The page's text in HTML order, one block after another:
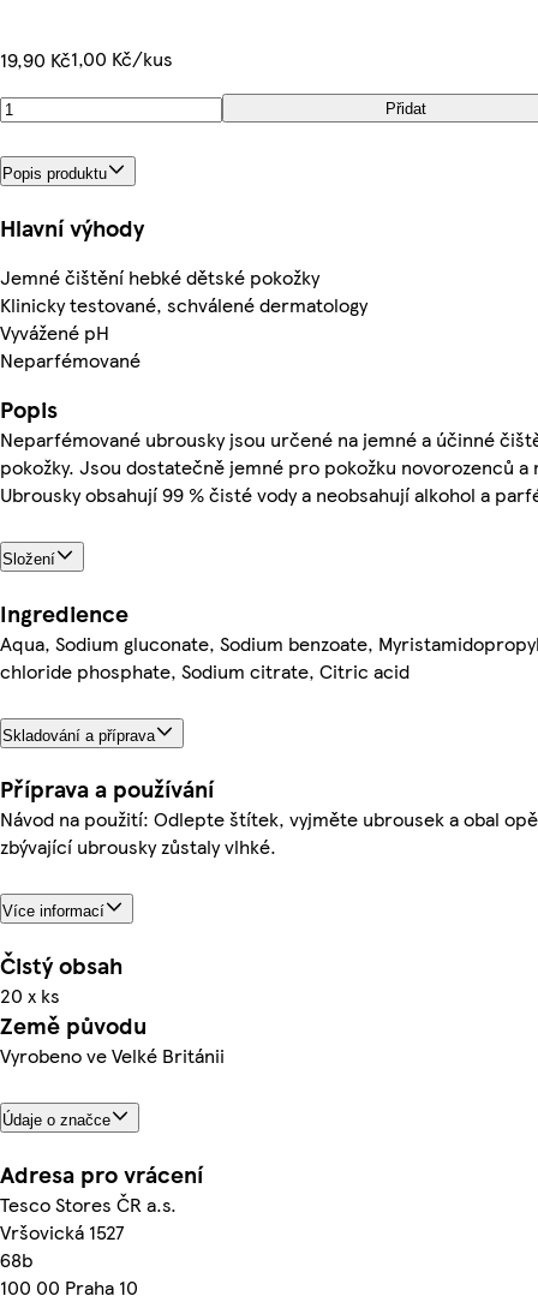
19,90 Kč1,00 Kč/kus
Přidat
Popis produktu
Hlavní výhody
Jemné čištění hebké dětské pokožky
Klinicky testované, schválené dermatology
Vyvážené pH
Neparfémované
Popis
Neparfémované ubrousky jsou určené na jemné a účinné
pokožky. Jsou dostatečně jemné pro pokožku novorozenců a
Ubrousky obsahují 99 % čisté vody a neobsahují alkohol a
Složení
Ingredience
Aqua, Sodium gluconate, Sodium benzoate,
chloride phosphate, Sodium citrate, Citric acid
Skladování a příprava
Příprava a používání
Návod na použití: Odlepte štítek, vyjměte ubrousek a obal
zbývající ubrousky zůstaly vlhké.
Více informací
Čistý obsah
20 x ks
Země původu
Vyrobeno ve Velké Británii
Údaje o značce
Adresa pro vrácení
Tesco Stores ČR a.s.
Vršovická 1527
68b
100 00 Praha 10